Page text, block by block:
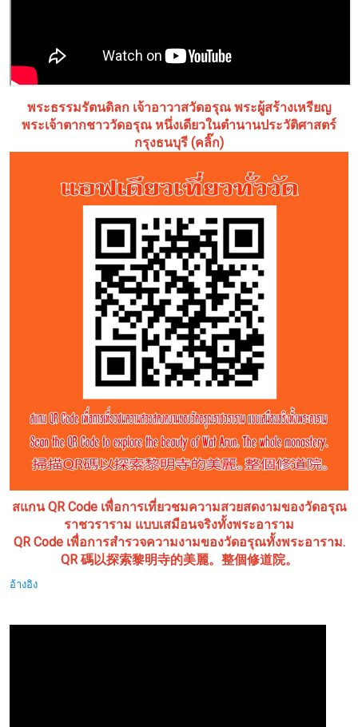
พระธรรมรัตนดิลก เจ้าอาวาสวัดอรุณ พระผู้สร้างเหรียญ
พระเจ้าตากชาววัดอรุณ หนึ่งเดียวในตำนานประวัติศาสตร์
กรุงธนบุรี (คลิ๊ก)
สแกน QR Code เพื่อการเที่ยวชมความสวยสดงามของวัดอรุณ
ราชวราราม แบบเสมือนจริงทั้งพระอาราม
QR Code เพื่อการสำรวจความงามของวัดอรุณทั้งพระอาราม.
QR 碼以探索黎明寺的美麗。整個修道院。
อ้างอิง